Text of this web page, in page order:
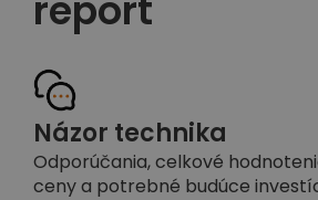
Názor technika
Odporúčania, celkové
ceny a potrebné budúce